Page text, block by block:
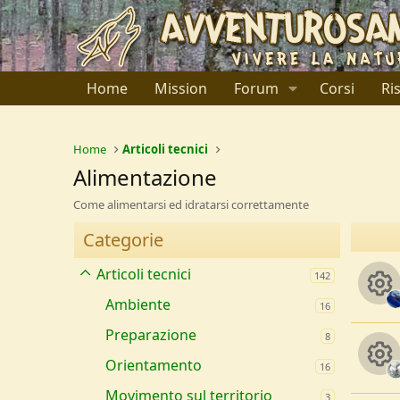
Home Mission Forum Corsi
Home Articoli tecnici
Alimentazione
Come alimentarsi ed idratarsi correttamente
Categorie
Articoli tecnici 142
Ambiente 16
Preparazione 8
Orientamento 16
Movimento sul territorio 3
R
e